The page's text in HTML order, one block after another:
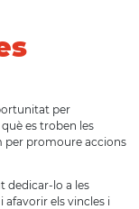
per
es troben les
per promoure accions
dedicar-lo a les
els vincles i